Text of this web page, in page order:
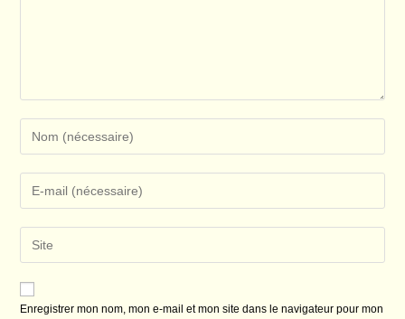
your
name
comment
your
email
address
comment
l’URL
de
votre
Enregistrer mon nom, mon e-mail et mon site dans le navigateur pour mon